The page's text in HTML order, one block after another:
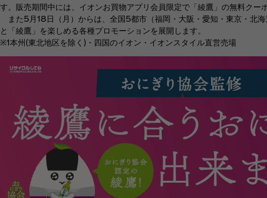
す。販売期間中には、イオンお買物アプリ会員限定で「綾鷹」の無料クー
また5月18日（月）からは、全国5都市（福岡・大阪・愛知・東京・北
と「綾鷹」を楽しめる各種プロモーションを展開します。
※1本州(東北地区を除く)・四国のイオン・イオンスタイル直営売場